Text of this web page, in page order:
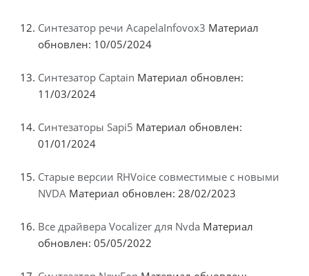
Синтезатор речи AcapelaInfovox3 Материал
обновлен: 10/05/2024
Синтезатор Captain Материал обновлен:
11/03/2024
Синтезаторы Sapi5 Материал обновлен:
01/01/2024
Старые версии RHVoice совместимые с новыми
NVDA Материал обновлен: 28/02/2023
Все драйвера Vocalizer для Nvda Материал
обновлен: 05/05/2022